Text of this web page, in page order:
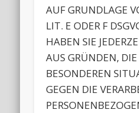
AUF GRUNDLAGE
LIT. E ODER F
HABEN SIE
AUS GRÜNDEN,
BESONDEREN
GEGEN DIE